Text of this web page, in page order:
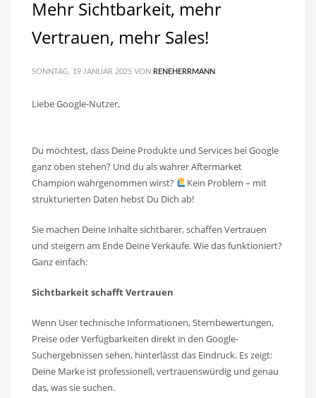
Mehr Sichtbarkeit, mehr
Vertrauen, mehr Sales!
SONNTAG, 19 JANUAR 2025 VON RENEHERRMANN
Liebe Google-Nutzer,
Du möchtest, dass Deine Produkte und Services bei Google
ganz oben stehen? Und du als wahrer Aftermarket
Champion wahrgenommen wirst?
Kein Problem – mit
strukturierten Daten hebst Du Dich ab!
Sie machen Deine Inhalte sichtbarer, schaffen Vertrauen
und steigern am Ende Deine Verkäufe. Wie das funktioniert?
Ganz einfach:
Sichtbarkeit schafft Vertrauen
Wenn User technische Informationen, Sternbewertungen,
Preise oder Verfügbarkeiten direkt in den Google-
Suchergebnissen sehen, hinterlässt das Eindruck. Es zeigt:
Deine Marke ist professionell, vertrauenswürdig und genau
das, was sie suchen.